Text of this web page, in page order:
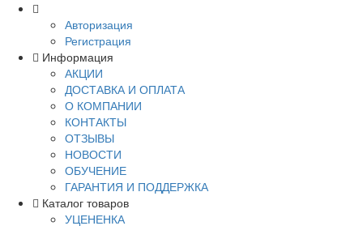
Авторизация
Регистрация
Информация
АКЦИИ
ДОСТАВКА И ОПЛАТА
О КОМПАНИИ
КОНТАКТЫ
ОТЗЫВЫ
НОВОСТИ
ОБУЧЕНИЕ
ГАРАНТИЯ И ПОДДЕРЖКА
Каталог товаров
УЦЕНЕНКА